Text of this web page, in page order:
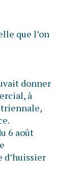
que l’on
donner
à
6 août
d’huissier